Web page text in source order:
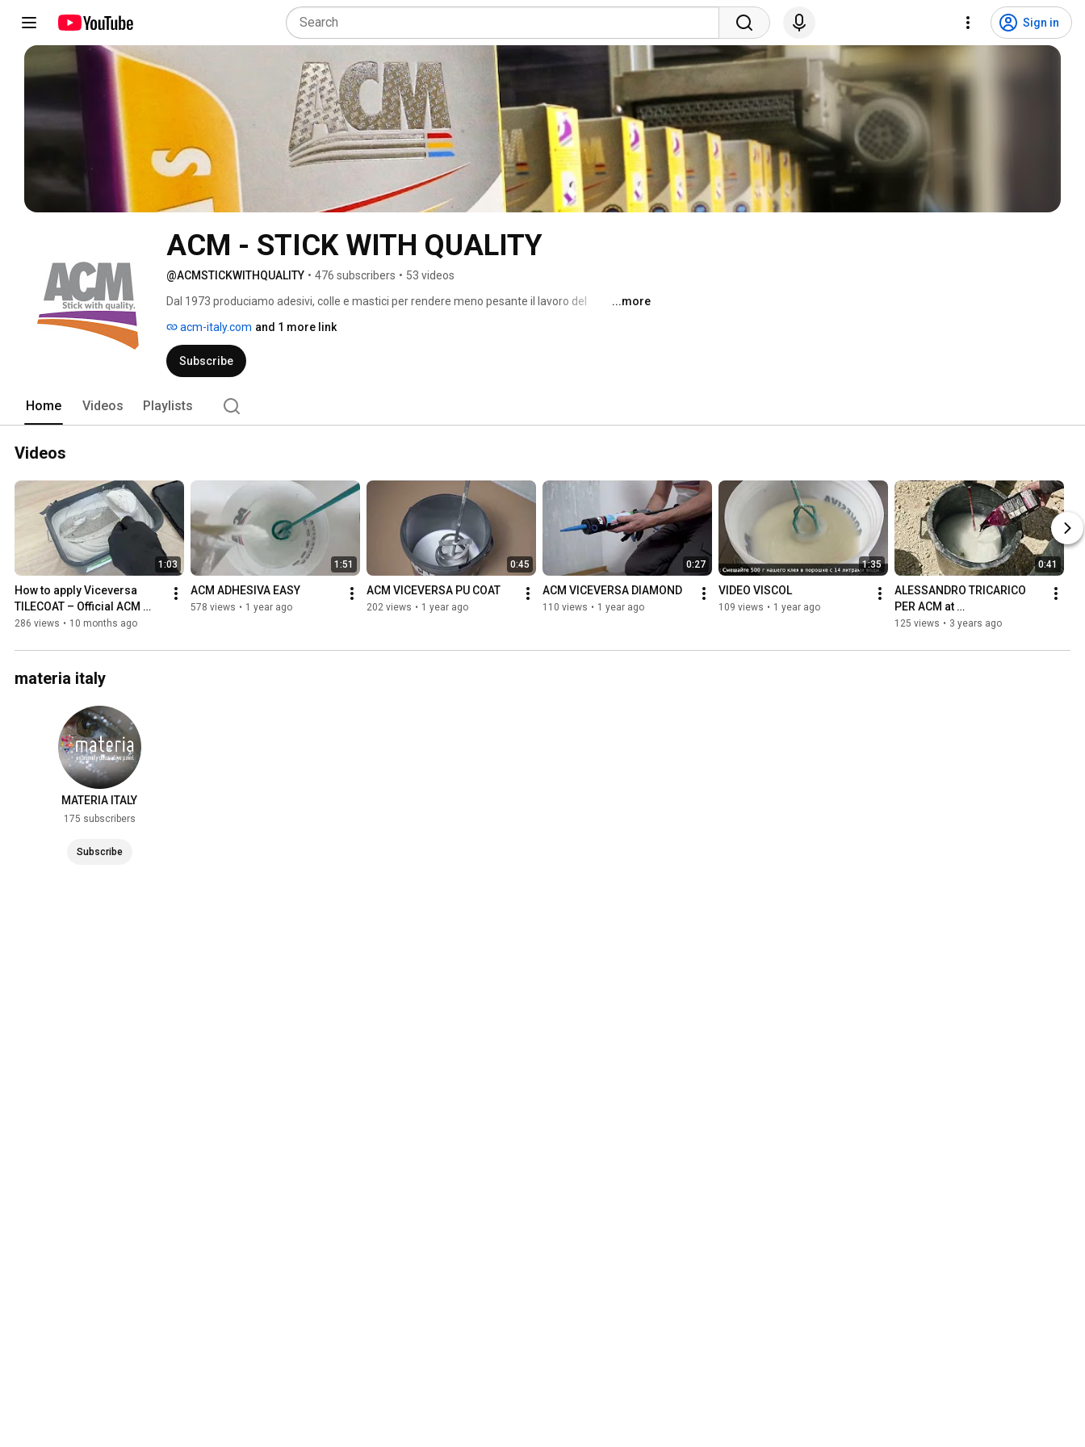
Sign in
ACM - STICK WITH QUALITY
@ACMSTICKWITHQUALITY • 476 subscribers • 53 videos
Dal 1973 produciamo adesivi, colle e mastici per rendere meno pesante il lavoro del
persone, suddivise fra la sede, saldamente in Italia, e due branch office in Russia e in Turchia. La
dimensione internazionale (operiamo in modo stabile nei mercati di sessanta paesi) ha
contribuito a renderci sempre più flessibili e ci ha aiutato ad ampliare i nostri orizzonti.
principali aspetti che contraddistinguono il nostro lavoro.
...more
acm-italy.com and 1 more link
Subscribe
Home Videos Playlists
Videos
1:03
How to apply Viceversa
TILECOAT – Official ACM
tutorial video
286 views • 10 months ago
1:51
ACM ADHESIVA EASY
578 views • 1 year ago
0:45
ACM VICEVERSA PU COAT
202 views • 1 year ago
0:27
ACM VICEVERSA DIAMOND
110 views • 1 year ago
1:35
VIDEO VISCOL
109 views • 1 year ago
0:41
ALESSANDRO TRICARICO
PER ACM at
#Stonelandfest2023
125 views • 3 years ago
materia italy
MATERIA ITALY
175 subscribers
Subscribe